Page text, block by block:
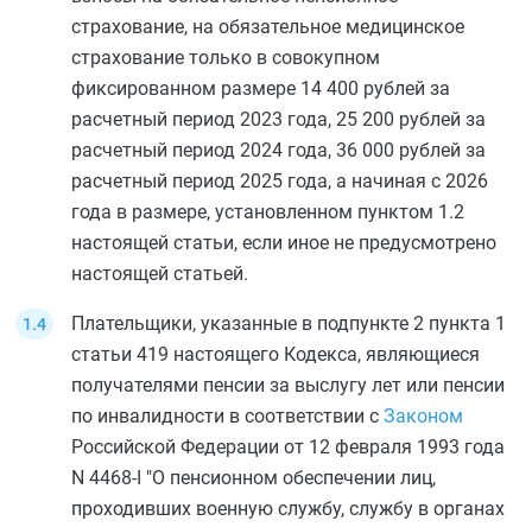
страхование, на обязательное медицинское
страхование только в совокупном
фиксированном размере 14 400 рублей за
расчетный период 2023 года, 25 200 рублей за
расчетный период 2024 года, 36 000 рублей за
расчетный период 2025 года, а начиная с 2026
года в размере, установленном пунктом 1.2
настоящей статьи, если иное не предусмотрено
настоящей статьей.
Плательщики, указанные в подпункте 2 пункта 1
статьи 419 настоящего Кодекса, являющиеся
получателями пенсии за выслугу лет или пенсии
по инвалидности в соответствии с Законом
Российской Федерации от 12 февраля 1993 года
N 4468-I "О пенсионном обеспечении лиц,
проходивших военную службу, службу в органах